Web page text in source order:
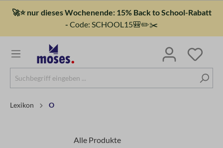
🚀⭐ nur dieses Wochenende: 15% Back to School-Rabatt
- Code: SCHOOL15🎒✏️✂️
Lexikon O
Alle Produkte